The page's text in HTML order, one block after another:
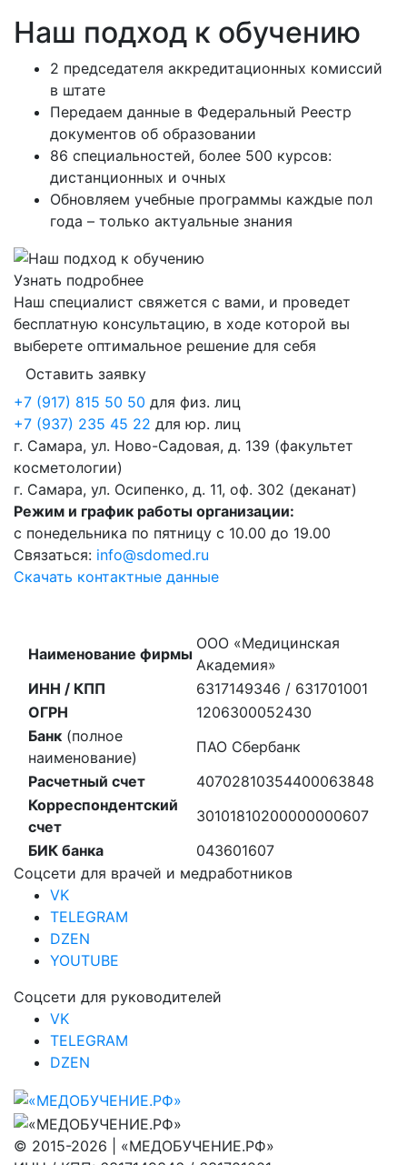
Наш подход к обучению
2 председателя аккредитационных комиссий
в штате
Передаем данные в Федеральный Реестр
документов об образовании
86 специальностей, более 500 курсов:
дистанционных и очных
Обновляем учебные программы каждые пол
года – только актуальные знания
Узнать подробнее
Наш специалист свяжется с вами, и проведет
бесплатную консультацию, в ходе которой вы
выберете оптимальное решение для себя
Оставить заявку
+7 (917) 815 50 50 для физ. лиц
+7 (937) 235 45 22 для юр. лиц
г. Самара, ул. Ново-Садовая, д. 139 (факультет
косметологии)
г. Самара, ул. Осипенко, д. 11, оф. 302 (деканат)
Режим и график работы организации:
с понедельника по пятницу с 10.00 до 19.00
Связаться: info@sdomed.ru
Скачать контактные данные
Наименование фирмы
ООО «Медицинская
Академия»
ИНН / КПП
6317149346 / 631701001
ОГРН
1206300052430
Банк (полное
наименование)
ПАО Сбербанк
Расчетный счет
40702810354400063848
Корреспондентский
счет
30101810200000000607
БИК банка
043601607
Соцсети для врачей и медработников
VK
TELEGRAM
DZEN
YOUTUBE
Соцсети для руководителей
VK
TELEGRAM
DZEN
© 2015-2026 | «МЕДОБУЧЕНИЕ.РФ»